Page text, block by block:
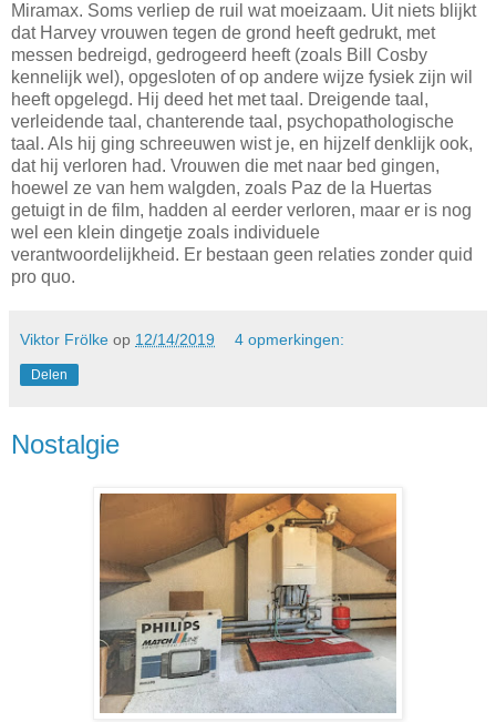
Miramax. Soms verliep de ruil wat moeizaam. Uit niets blijkt
dat Harvey vrouwen tegen de grond heeft gedrukt, met
messen bedreigd, gedrogeerd heeft (zoals Bill Cosby
kennelijk wel), opgesloten of op andere wijze fysiek zijn wil
heeft opgelegd. Hij deed het met taal. Dreigende taal,
verleidende taal, chanterende taal, psychopathologische
taal. Als hij ging schreeuwen wist je, en hijzelf denklijk ook,
dat hij verloren had. Vrouwen die met naar bed gingen,
hoewel ze van hem walgden, zoals Paz de la Huertas
getuigt in de film, hadden al eerder verloren, maar er is nog
wel een klein dingetje zoals individuele
verantwoordelijkheid. Er bestaan geen relaties zonder quid
pro quo.
Viktor Frölke op 12/14/2019 4 opmerkingen:
Delen
Nostalgie